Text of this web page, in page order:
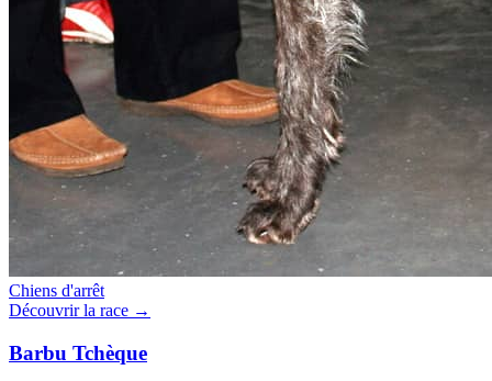
Chiens d'arrêt
Découvrir la race →
Barbu Tchèque